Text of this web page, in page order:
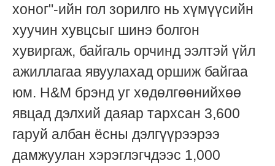
хоног"-ийн гол зорилго нь хүмүүсийн
хуучин хувцсыг шинэ болгон
хувиргаж, байгаль орчинд ээлтэй үйл
ажиллагаа явуулахад оршиж байгаа
юм. H&M брэнд уг хөдөлгөөнийхөө
явцад дэлхий даяар тархсан 3,600
гаруй албан ёсны дэлгүүрээрээ
дамжуулан хэрэглэгчдээс 1,000